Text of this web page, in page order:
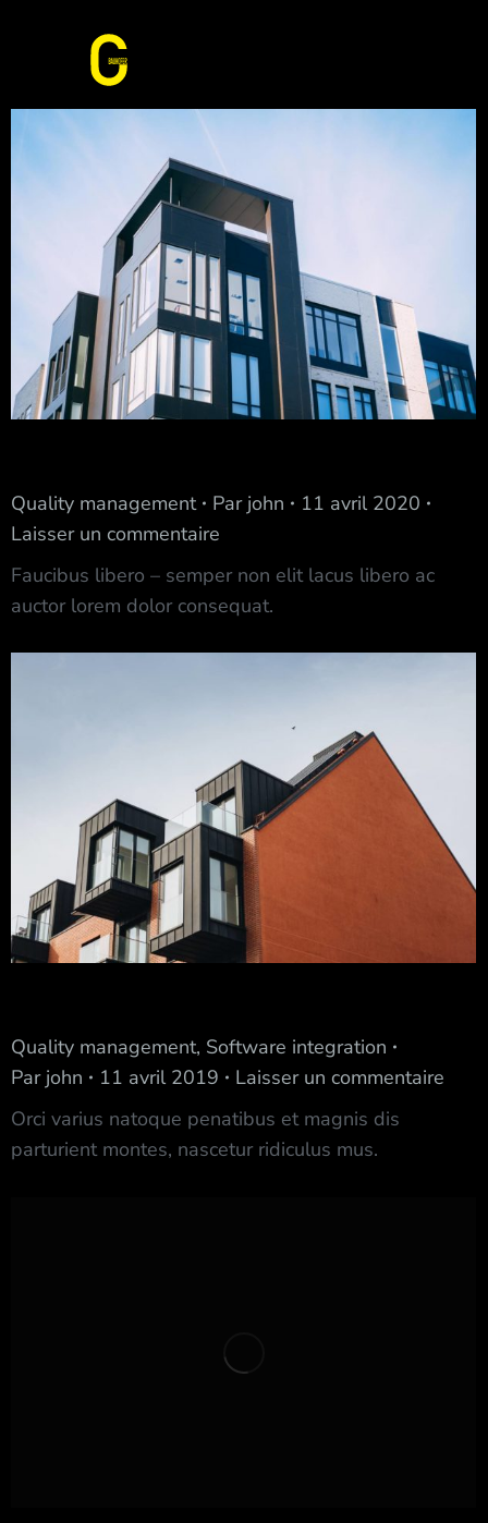
Quality management Par john
11 avril 2020
Laisser un commentaire
Faucibus libero – semper non elit lacus libero ac
auctor lorem dolor consequat.
Quality management, Software integration
Par john 11 avril 2019
Laisser un commentaire
Orci varius natoque penatibus et magnis dis
parturient montes, nascetur ridiculus mus.